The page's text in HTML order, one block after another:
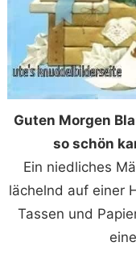
Guten Morgen
so schön
Ein niedliches
lächelnd auf einer
Tassen und